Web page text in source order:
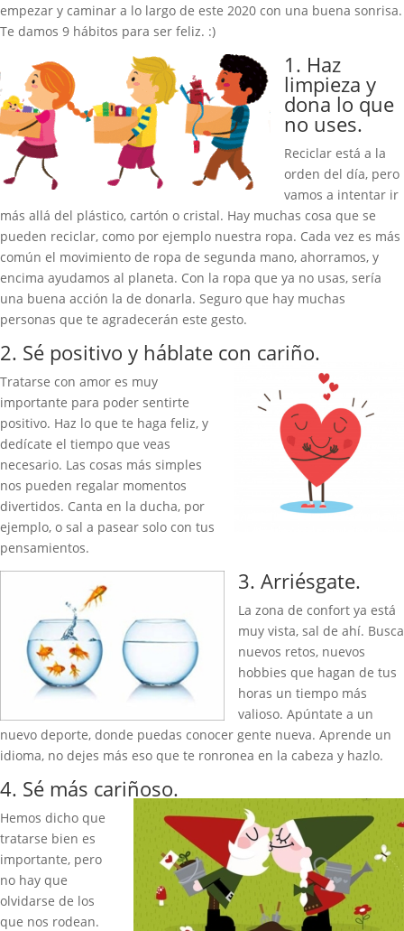
empezar y caminar a lo largo de este 2020 con una buena sonrisa.
Te damos 9 hábitos para ser feliz. :)
1. Haz
limpieza y
dona lo que
no uses.
Reciclar está a la
orden del día, pero
vamos a intentar ir
más allá del plástico, cartón o cristal. Hay muchas cosa que se
pueden reciclar, como por ejemplo nuestra ropa. Cada vez es más
común el movimiento de ropa de segunda mano, ahorramos, y
encima ayudamos al planeta. Con la ropa que ya no usas, sería
una buena acción la de donarla. Seguro que hay muchas
personas que te agradecerán este gesto.
2. Sé positivo y háblate con cariño.
Tratarse con amor es muy
importante para poder sentirte
positivo. Haz lo que te haga feliz, y
dedícate el tiempo que veas
necesario. Las cosas más simples
nos pueden regalar momentos
divertidos. Canta en la ducha, por
ejemplo, o sal a pasear solo con tus
pensamientos.
3. Arriésgate.
La zona de confort ya está
muy vista, sal de ahí. Busca
nuevos retos, nuevos
hobbies que hagan de tus
horas un tiempo más
valioso. Apúntate a un
nuevo deporte, donde puedas conocer gente nueva. Aprende un
idioma, no dejes más eso que te ronronea en la cabeza y hazlo.
4. Sé más cariñoso.
Hemos dicho que
tratarse bien es
importante, pero
no hay que
olvidarse de los
que nos rodean.